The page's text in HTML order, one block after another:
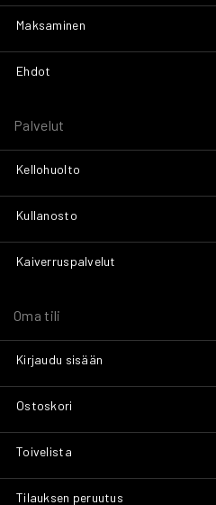
Maksaminen
Ehdot
Palvelut
Kellohuolto
Kullanosto
Kaiverruspalvelut
Oma tili
Kirjaudu sisään
Ostoskori
Toivelista
Tilauksen peruutus